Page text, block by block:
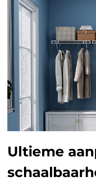
Ultieme